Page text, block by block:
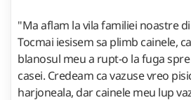
"Ma aflam la vila familiei noastre
Tocmai iesisem sa plimb cainele,
blanosul meu a rupt-o la fuga
casei. Credeam ca vazuse vreo
harjoneala, dar cainele meu lup